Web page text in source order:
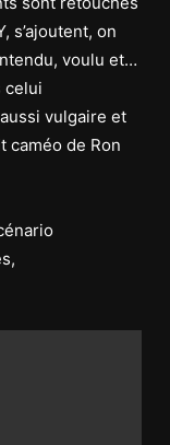
s’ajoutent, on
voulu et…
celui
vulgaire et
caméo de Ron